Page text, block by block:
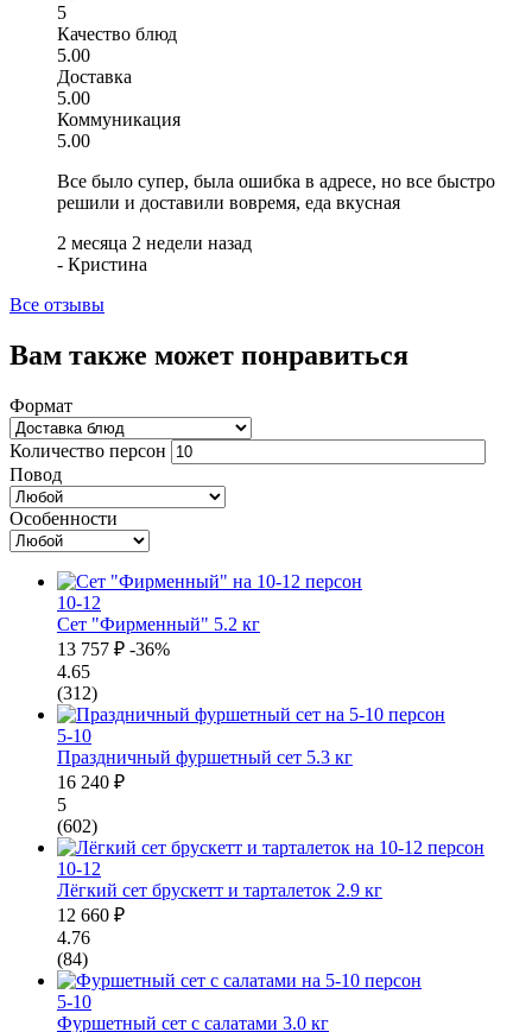
5
Качество блюд
5.00
Доставка
5.00
Коммуникация
5.00
Все было супер, была ошибка в адресе, но все быстро
решили и доставили вовремя, еда вкусная
2 месяца 2 недели назад
- Кристина
Все отзывы
Вам также может понравиться
Формат
Количество персон
Повод
Особенности
10-12
Сет "Фирменный" 5.2 кг
13 757 ₽ -36%
4.65
(312)
5-10
Праздничный фуршетный сет 5.3 кг
16 240 ₽
5
(602)
10-12
Лёгкий сет брускетт и тарталеток 2.9 кг
12 660 ₽
4.76
(84)
5-10
Фуршетный сет с салатами 3.0 кг